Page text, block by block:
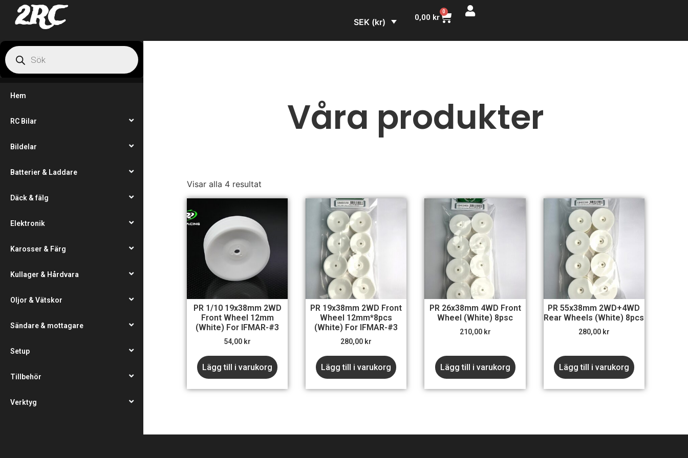
2RC SEK (kr) 0,00 kr
0
Hem
RC Bilar
Bildelar
Batterier & Laddare
Däck & fälg
Elektronik
Karosser & Färg
Kullager & Hårdvara
Oljor & Vätskor
Sändare & mottagare
Setup
Tillbehör
Verktyg
Våra produkter
Visar alla 4 resultat
PR 1/10 19x38mm 2WD
Front Wheel 12mm
(White) For IFMAR-#3
54,00 kr
Lägg till i varukorg
PR 19x38mm 2WD Front
Wheel 12mm*8pcs
(White) For IFMAR-#3
280,00 kr
Lägg till i varukorg
PR 26x38mm 4WD Front
Wheel (White) 8psc
210,00 kr
Lägg till i varukorg
PR 55x38mm 2WD+4WD
Rear Wheels (White) 8pcs
280,00 kr
Lägg till i varukorg